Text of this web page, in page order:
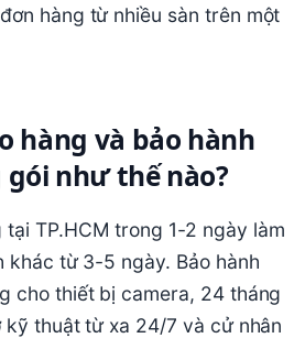
hàng từ nhiều sàn trên một
hàng và bảo hành
như thế nào?
tại TP.HCM trong 1-2 ngày làm
khác từ 3-5 ngày. Bảo hành
cho thiết bị camera, 24 tháng
kỹ thuật từ xa 24/7 và cử nhân